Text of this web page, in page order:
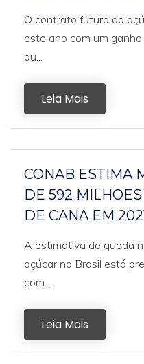
O contrato futuro do
este ano com um
qu...
Leia Mais
CONAB ESTIMA
DE 592
DE CANA EM
A estimativa de queda
açúcar no Brasil está
com ...
Leia Mais